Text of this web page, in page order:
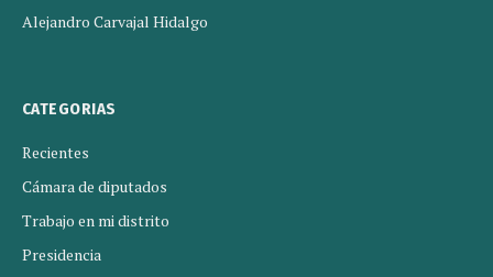
Alejandro Carvajal Hidalgo
CATEGORIAS
Recientes
Cámara de diputados
Trabajo en mi distrito
Presidencia